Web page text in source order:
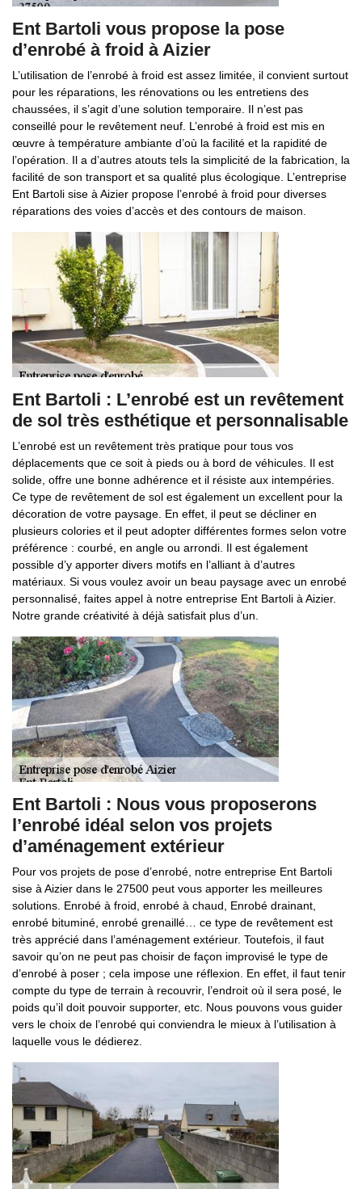
Ent Bartoli vous propose la pose
d’enrobé à froid à Aizier
L’utilisation de l’enrobé à froid est assez limitée, il convient surtout
pour les réparations, les rénovations ou les entretiens des
chaussées, il s’agit d’une solution temporaire. Il n’est pas
conseillé pour le revêtement neuf. L’enrobé à froid est mis en
œuvre à température ambiante d’où la facilité et la rapidité de
l’opération. Il a d’autres atouts tels la simplicité de la fabrication, la
facilité de son transport et sa qualité plus écologique. L’entreprise
Ent Bartoli sise à Aizier propose l’enrobé à froid pour diverses
réparations des voies d’accès et des contours de maison.
Ent Bartoli : L’enrobé est un revêtement
de sol très esthétique et personnalisable
L’enrobé est un revêtement très pratique pour tous vos
déplacements que ce soit à pieds ou à bord de véhicules. Il est
solide, offre une bonne adhérence et il résiste aux intempéries.
Ce type de revêtement de sol est également un excellent pour la
décoration de votre paysage. En effet, il peut se décliner en
plusieurs colories et il peut adopter différentes formes selon votre
préférence : courbé, en angle ou arrondi. Il est également
possible d’y apporter divers motifs en l’alliant à d’autres
matériaux. Si vous voulez avoir un beau paysage avec un enrobé
personnalisé, faites appel à notre entreprise Ent Bartoli à Aizier.
Notre grande créativité à déjà satisfait plus d’un.
Ent Bartoli : Nous vous proposerons
l’enrobé idéal selon vos projets
d’aménagement extérieur
Pour vos projets de pose d’enrobé, notre entreprise Ent Bartoli
sise à Aizier dans le 27500 peut vous apporter les meilleures
solutions. Enrobé à froid, enrobé à chaud, Enrobé drainant,
enrobé bituminé, enrobé grenaillé… ce type de revêtement est
très apprécié dans l’aménagement extérieur. Toutefois, il faut
savoir qu’on ne peut pas choisir de façon improvisé le type de
d’enrobé à poser ; cela impose une réflexion. En effet, il faut tenir
compte du type de terrain à recouvrir, l’endroit où il sera posé, le
poids qu’il doit pouvoir supporter, etc. Nous pouvons vous guider
vers le choix de l’enrobé qui conviendra le mieux à l’utilisation à
laquelle vous le dédierez.